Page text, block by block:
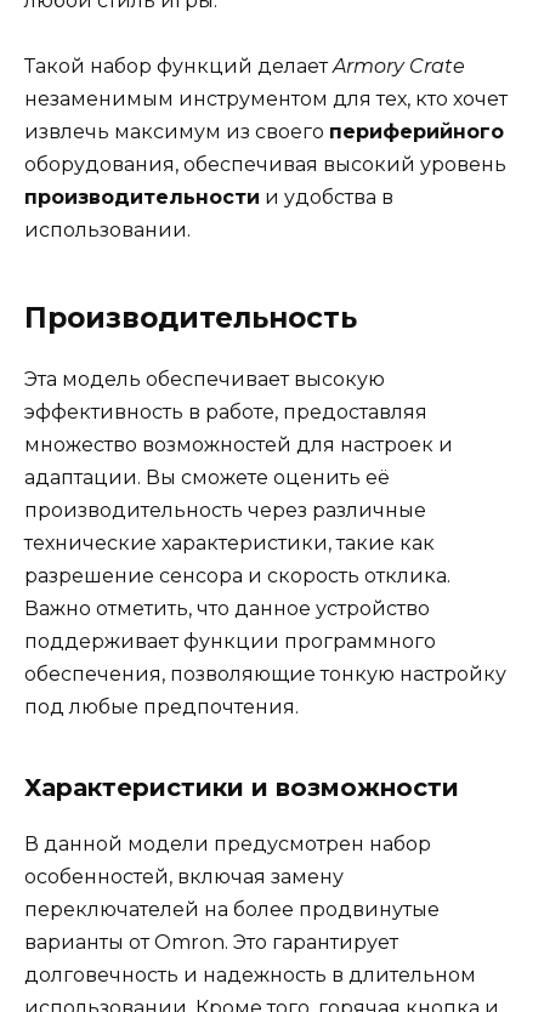
Такой набор функций делаетArmory Crate
незаменимым инструментом для тех, кто хочет
извлечь максимум из своего периферийного
оборудования, обеспечивая высокий уровень
производительности и удобства в
использовании.
Производительность
Эта модель обеспечивает высокую
эффективность в работе, предоставляя
множество возможностей для настроек и
адаптации. Вы сможете оценить её
производительность через различные
технические характеристики, такие как
разрешение сенсора и скорость отклика.
Важно отметить, что данное устройство
поддерживает функции программного
обеспечения, позволяющие тонкую настройку
под любые предпочтения.
Характеристики и возможности
В данной модели предусмотрен набор
особенностей, включая замену
переключателей на более продвинутые
варианты от Omron. Это гарантирует
долговечность и надежность в длительном